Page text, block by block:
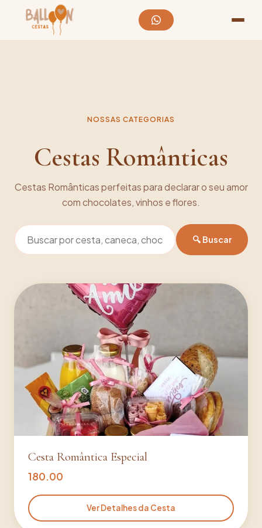
NOSSAS CATEGORIAS
Cestas Românticas
Cestas Românticas perfeitas para declarar o seu amor
com chocolates, vinhos e flores.
🔍 Buscar
Cesta Romântica Especial
180.00
Ver Detalhes da Cesta